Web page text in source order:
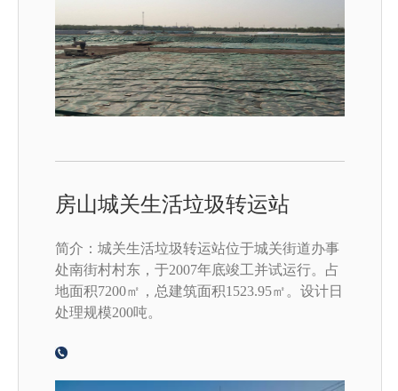
房山城关生活垃圾转运站
简介：城关生活垃圾转运站位于城关街道办事
处南街村村东，于2007年底竣工并试运行。占
地面积7200㎡，总建筑面积1523.95㎡。设计日
处理规模200吨。